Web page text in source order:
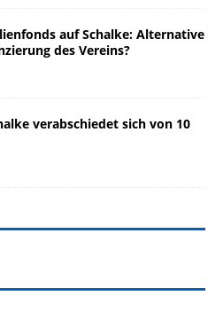
auf Schalke: Alternative
des Vereins?
verabschiedet sich von 10